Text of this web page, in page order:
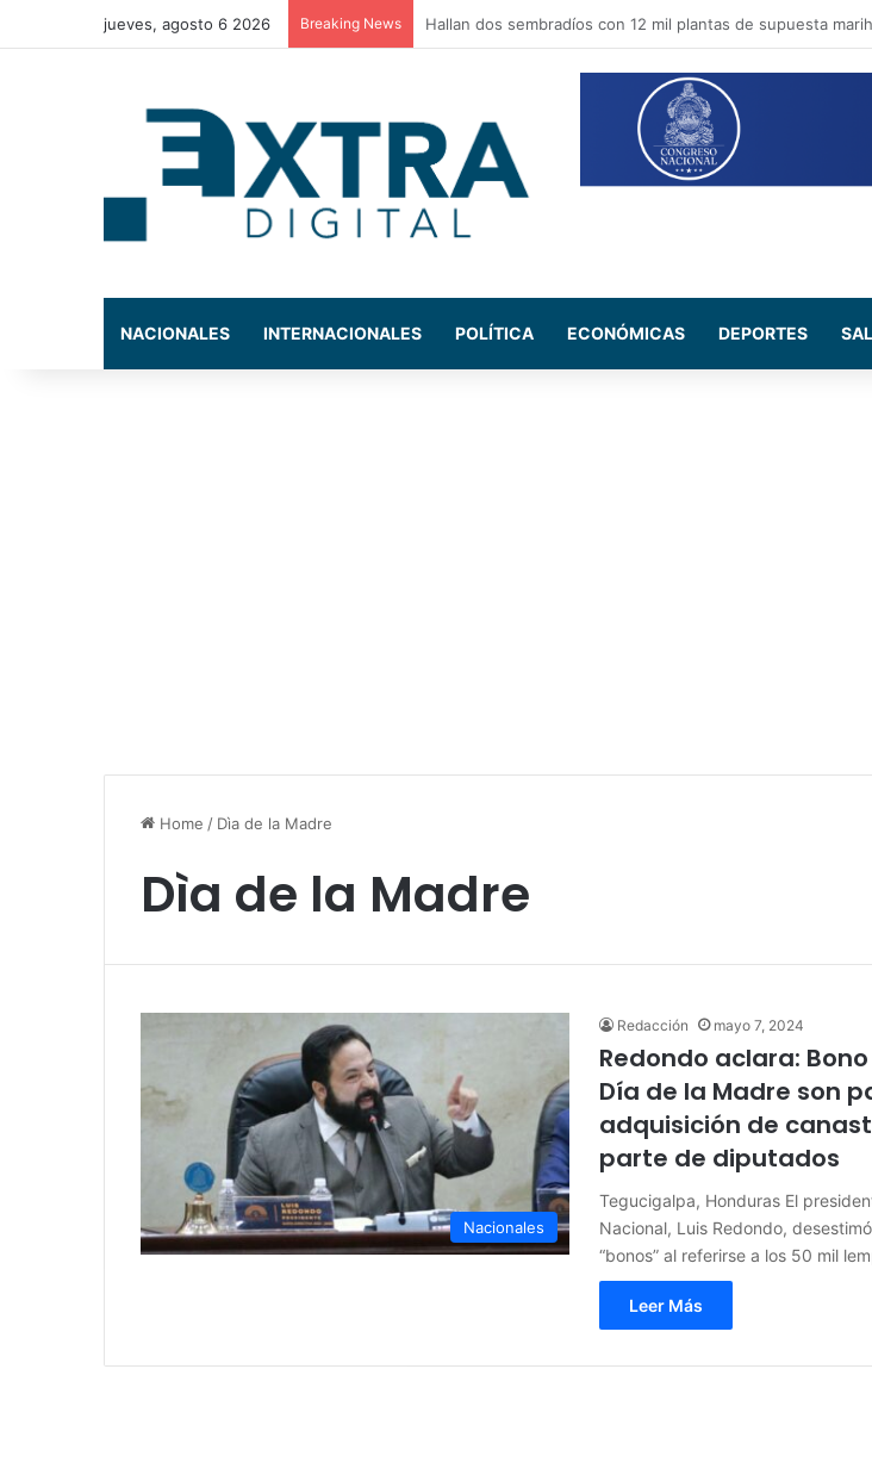
jueves, agosto 6 2026 Breaking News Policía Municipal apuesta por recuperar espacios públicos
NACIONALES INTERNACIONALES POLÍTICA ECONÓMICAS DEPORTES
Home / Dìa de la Madre
Dìa de la Madre
Nacionales
Redacción mayo 7, 2024
Redondo aclara:
Día de la Madre son
adquisición de
parte de diputados
Tegucigalpa, Honduras El
Nacional, Luis Redondo,
“bonos” al referirse a los 50 mil
Leer Más